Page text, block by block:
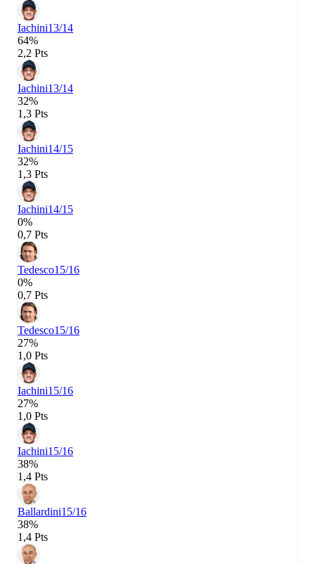
Iachini13/14
64%
2,2 Pts
Iachini13/14
32%
1,3 Pts
Iachini14/15
32%
1,3 Pts
Iachini14/15
0%
0,7 Pts
Tedesco15/16
0%
0,7 Pts
Tedesco15/16
27%
1,0 Pts
Iachini15/16
27%
1,0 Pts
Iachini15/16
38%
1,4 Pts
Ballardini15/16
38%
1,4 Pts